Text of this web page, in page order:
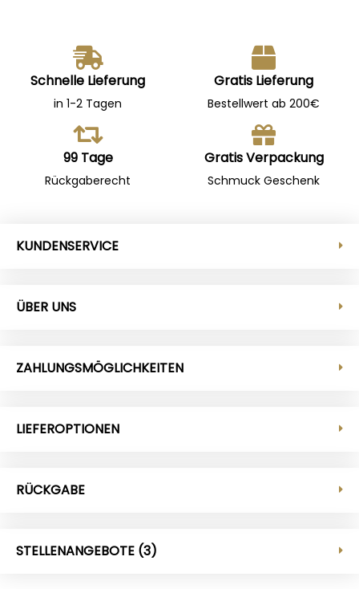
Schnelle Lieferung
in 1-2 Tagen
Gratis Lieferung
Bestellwert ab 200€
99 Tage
Rückgaberecht
Gratis Verpackung
Schmuck Geschenk
KUNDENSERVICE
ÜBER UNS
ZAHLUNGSMÖGLICHKEITEN
LIEFEROPTIONEN
RÜCKGABE
STELLENANGEBOTE (3)